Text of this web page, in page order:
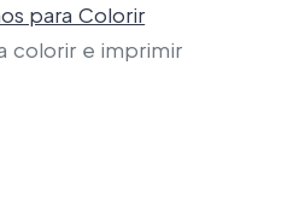
para Colorir
colorir e imprimir